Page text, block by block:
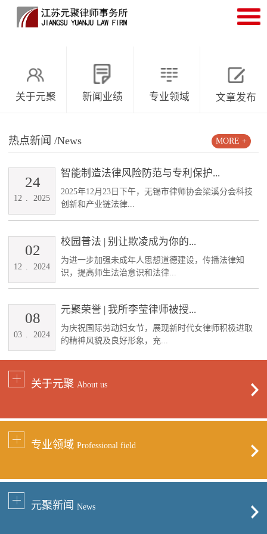
关于元聚 新闻业绩 专业领域 文章发布
热点新闻 /News
智能制造法律风险防范与专利保护...
2025年12月23日下午，无锡市律师协会梁溪分会科技
创新和产业链法律...
12 . 2025
24
校园普法 | 别让欺凌成为你的...
为进一步加强未成年人思想道德建设，传播法律知
识，提高师生法治意识和法律...
12 2024
02
元聚荣誉 | 我所李莹律师被授...
为庆祝国际劳动妇女节，展现新时代女律师积极进取
的精神风貌及良好形象，充...
03 2024
08
MORE +
关于元聚 About us
专业领域 Professional field
元聚新闻 News